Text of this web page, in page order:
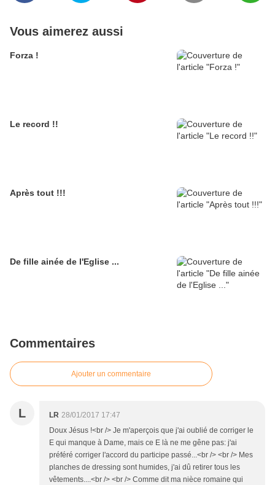
Vous aimerez aussi
Forza !
Le record !!
Après tout !!!
De fille ainée de l'Eglise ...
Commentaires
Ajouter un commentaire
L LR 28/01/2017 17:47
Doux Jésus !<br /> Je m'aperçois que j'ai oublié de corriger le
E qui manque à Dame, mais ce E là ne me gêne pas: j'ai
préféré corriger l'accord du participe passé...<br /> <br /> Mes
planches de dressing sont humides, j'ai dû retirer tous les
vêtements....<br /> <br /> Comme dit ma nièce romaine qui